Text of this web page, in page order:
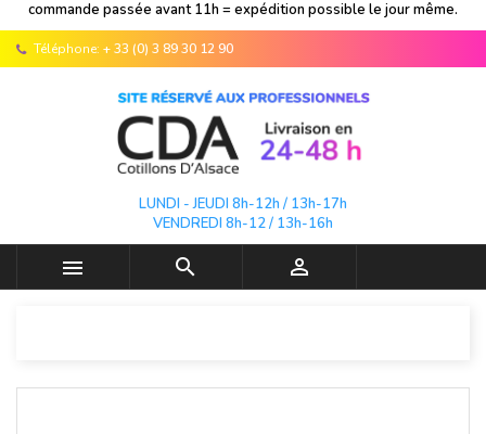
commande passée avant 11h = expédition possible le jour même.
Téléphone: + 33 (0) 3 89 30 12 90
LUNDI - JEUDI 8h-12h / 13h-17h
VENDREDI 8h-12 / 13h-16h
  